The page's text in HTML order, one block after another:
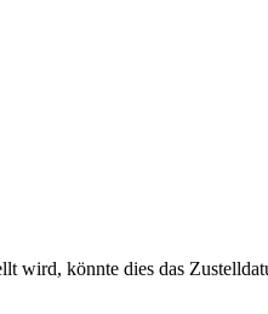
wird, könnte dies das